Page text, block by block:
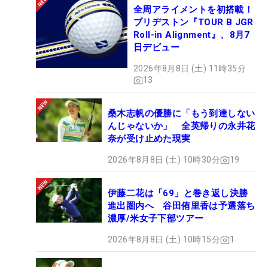
全周アライメントを初搭載！
ブリヂストン『TOUR B JGR
Roll-in Alignment』、8月7
日デビュー
2026年8月8日 (土) 11時35分
13
桑木志帆の優勝に「もう到達しない
んじゃないか」 全英帰りの永井花
奈が受け止めた現実
2026年8月8日 (土) 10時30分 19
伊藤二花は「69」と巻き返し決勝
進出圏内へ 谷田侑里香は予選落ち
濃厚/米女子下部ツアー
2026年8月8日 (土) 10時15分 1